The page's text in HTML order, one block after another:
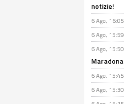
notizie!
6 Ago,
6 Ago,
6 Ago,
Maradona
6 Ago,
6 Ago,